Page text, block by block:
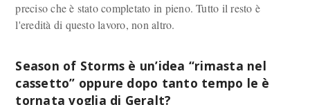
preciso che è stato completato in pieno. Tutto il resto è
l'eredità di questo lavoro, non altro.
Season of Storms è un’idea “rimasta nel
cassetto” oppure dopo tanto tempo le è
tornata voglia di Geralt?